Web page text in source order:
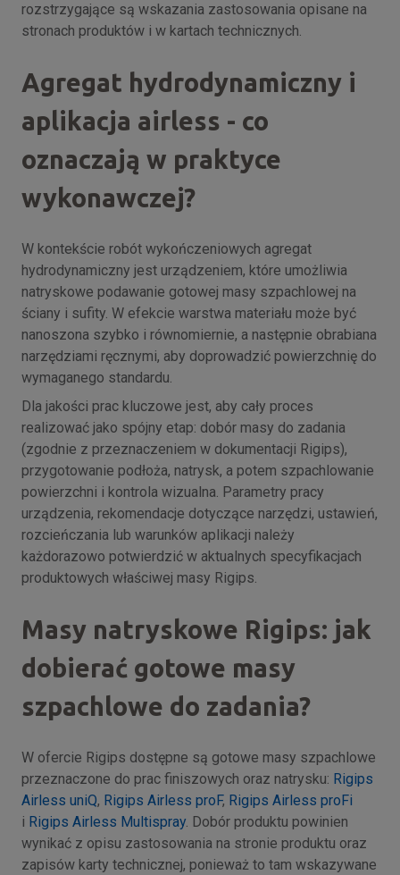
rozstrzygające są wskazania zastosowania opisane na
stronach produktów i w kartach technicznych.
Agregat hydrodynamiczny i
aplikacja airless - co
oznaczają w praktyce
wykonawczej?
W kontekście robót wykończeniowych agregat
hydrodynamiczny jest urządzeniem, które umożliwia
natryskowe podawanie gotowej masy szpachlowej na
ściany i sufity. W efekcie warstwa materiału może być
nanoszona szybko i równomiernie, a następnie obrabiana
narzędziami ręcznymi, aby doprowadzić powierzchnię do
wymaganego standardu.
Dla jakości prac kluczowe jest, aby cały proces
realizować jako spójny etap: dobór masy do zadania
(zgodnie z przeznaczeniem w dokumentacji Rigips),
przygotowanie podłoża, natrysk, a potem szpachlowanie
powierzchni i kontrola wizualna. Parametry pracy
urządzenia, rekomendacje dotyczące narzędzi, ustawień,
rozcieńczania lub warunków aplikacji należy
każdorazowo potwierdzić w aktualnych specyfikacjach
produktowych właściwej masy Rigips.
Masy natryskowe Rigips: jak
dobierać gotowe masy
szpachlowe do zadania?
W ofercie Rigips dostępne są gotowe masy szpachlowe
przeznaczone do prac finiszowych oraz natrysku: Rigips
Airless uniQ, Rigips Airless proF, Rigips Airless proFi
i Rigips Airless Multispray. Dobór produktu powinien
wynikać z opisu zastosowania na stronie produktu oraz
zapisów karty technicznej, ponieważ to tam wskazywane